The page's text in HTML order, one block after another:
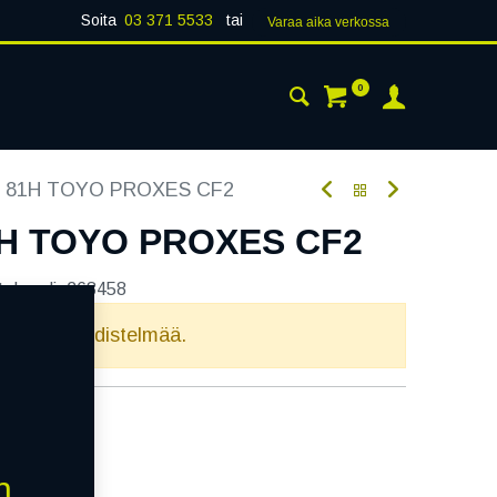
Soita 03 371 5533 tai Varaa aika verk​​​​ossa
0
81H TOYO PROXES CF2
TOYO PROXES CF2
268458
yhdistelmää.